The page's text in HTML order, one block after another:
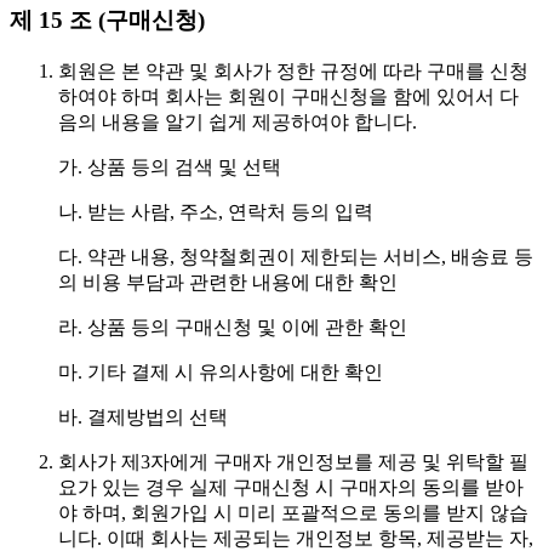
제 15 조 (구매신청)
회원은 본 약관 및 회사가 정한 규정에 따라 구매를 신청
하여야 하며 회사는 회원이 구매신청을 함에 있어서 다
음의 내용을 알기 쉽게 제공하여야 합니다.
가. 상품 등의 검색 및 선택
나. 받는 사람, 주소, 연락처 등의 입력
다. 약관 내용, 청약철회권이 제한되는 서비스, 배송료 등
의 비용 부담과 관련한 내용에 대한 확인
라. 상품 등의 구매신청 및 이에 관한 확인
마. 기타 결제 시 유의사항에 대한 확인
바. 결제방법의 선택
회사가 제3자에게 구매자 개인정보를 제공 및 위탁할 필
요가 있는 경우 실제 구매신청 시 구매자의 동의를 받아
야 하며, 회원가입 시 미리 포괄적으로 동의를 받지 않습
니다. 이때 회사는 제공되는 개인정보 항목, 제공받는 자,